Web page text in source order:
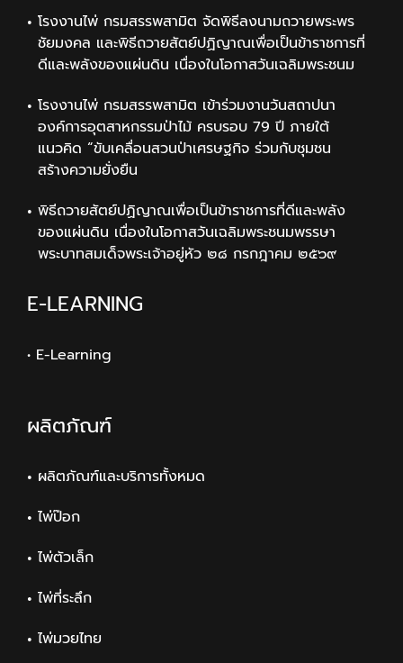
โรงงานไพ่ กรมสรรพสามิต จัดพิธีลงนามถวายพระพร
ชัยมงคล และพิธีถวายสัตย์ปฏิญาณเพื่อเป็นข้าราชการที่
ดีและพลังของแผ่นดิน เนื่องในโอกาสวันเฉลิมพระชนม
โรงงานไพ่ กรมสรรพสามิต เข้าร่วมงานวันสถาปนา
องค์การอุตสาหกรรมป่าไม้ ครบรอบ 79 ปี ภายใต้
แนวคิด “ขับเคลื่อนสวนป่าเศรษฐกิจ ร่วมกับชุมชน
สร้างความยั่งยืน
พิธีถวายสัตย์ปฏิญาณเพื่อเป็นข้าราชการที่ดีและพลัง
ของแผ่นดิน เนื่องในโอกาสวันเฉลิมพระชนมพรรษา
พระบาทสมเด็จพระเจ้าอยู่หัว ๒๘ กรกฎาคม ๒๕๖๙
E-LEARNING
• E-Learning
ผลิตภัณฑ์
ผลิตภัณฑ์และบริการทั้งหมด
ไพ่ป๊อก
ไพ่ตัวเล็ก
ไพ่ที่ระลึก
ไพ่มวยไทย